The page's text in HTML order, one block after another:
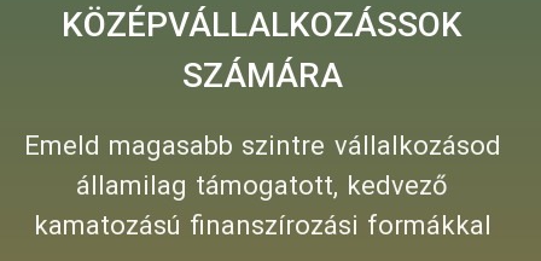
KÖZÉPVÁLLALKOZÁSSOK
SZÁMÁRA
Emeld magasabb szintre vállalkozásod
államilag támogatott, kedvező
kamatozású finanszírozási formákkal